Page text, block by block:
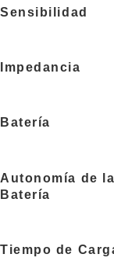
Sensibilidad
Impedancia
Batería
Autonomía de la
Batería
Tiempo de